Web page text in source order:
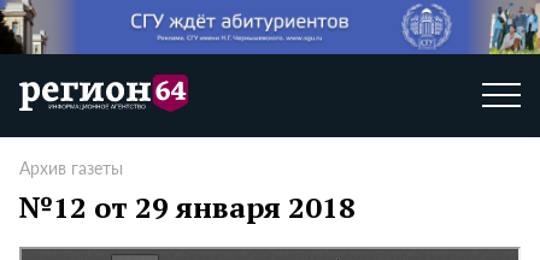
Архив газеты
№12 от 29 января 2018